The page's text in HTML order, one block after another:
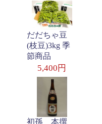
だだちゃ豆
(枝豆)3kg 季
節商品
5,400円
初孫 本撰